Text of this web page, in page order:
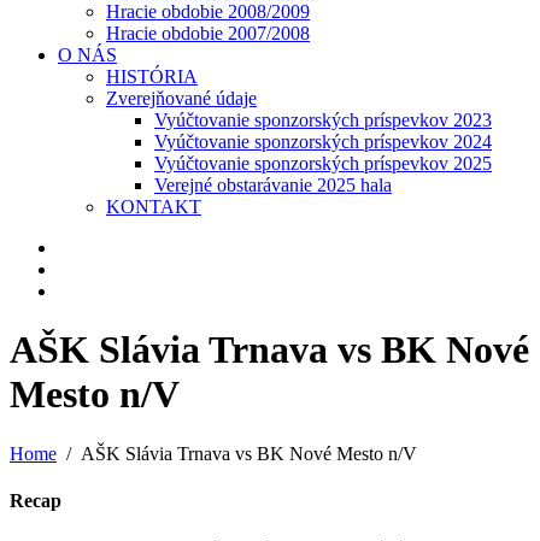
Hracie obdobie 2008/2009
Hracie obdobie 2007/2008
O NÁS
HISTÓRIA
Zverejňované údaje
Vyúčtovanie sponzorských príspevkov 2023
Vyúčtovanie sponzorských príspevkov 2024
Vyúčtovanie sponzorských príspevkov 2025
Verejné obstarávanie 2025 hala
KONTAKT
AŠK Slávia Trnava vs BK Nové
Mesto n/V
Home AŠK Slávia Trnava vs BK Nové Mesto n/V
Recap